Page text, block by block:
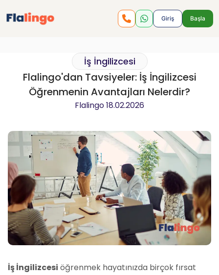
Giriş Başla
İş İngilizcesi
Flalingo'dan Tavsiyeler: İş İngilizcesi
Öğrenmenin Avantajları Nelerdir?
Flalingo18.02.2026
İş İngilizcesi öğrenmek hayatınızda birçok fırsat